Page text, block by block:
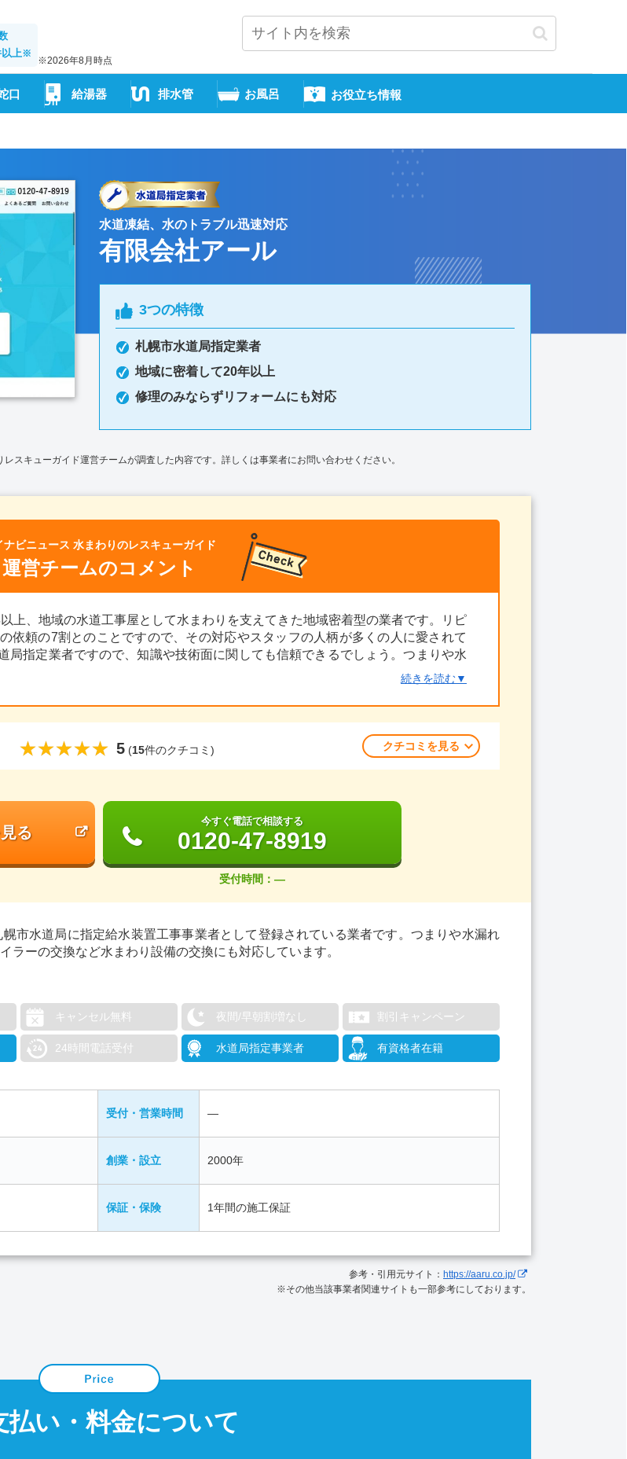
上※
※2026年8月時点
口 給湯器 排水管 お風呂 お役立ち情報
水道凍結、水のトラブル迅速対応
有限会社アール
3つの特徴
札幌市水道局指定業者
地域に密着して20年以上
修理のみならずリフォームにも対応
スキューガイド運営チームが調査した内容です。詳しくは事業者にお問い合わせください。
ナビニュース 水まわりのレスキューガイド
運営チームのコメント
上、地域の水道工事屋として水まわりを支えてきた地域密着型の業者です。リピ
依頼の7割とのことですので、その対応やスタッフの人柄が多くの人に愛されて
局指定業者ですので、知識や技術面に関しても信頼できるでしょう。つまりや水
め、水まわり設備で困ったことがあれば相談してみてはいかがでしょうか。
続きを読む▼
5 (15件のクチコミ) クチコミを見る
る
今すぐ電話で相談する
0120-47-8919
受付時間：―
市水道局に指定給水装置工事事業者として登録されている業者です。つまりや水漏れ
ーの交換など水まわり設備の交換にも対応しています。
キャンセル無料 夜間/早朝割増なし 割引キャンペーン
24時間電話受付 水道局指定事業者 有資格者在籍
受付・営業時間 ―
創業・設立 2000年
保証・保険 1年間の施工保証
参考・引用元サイト： https://aaru.co.jp/
※その他当該事業者関連サイトも一部参考にしております。
払い・料金について